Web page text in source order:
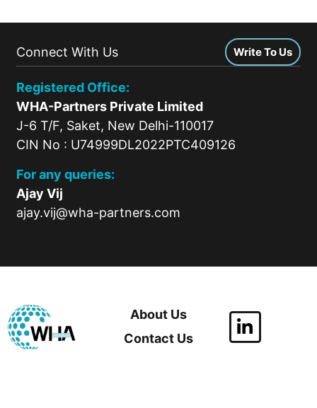
Connect With Us Write To Us
Registered Office:
WHA-Partners Private Limited
J-6 T/F, Saket, New Delhi-110017
CIN No : U74999DL2022PTC409126
For any queries:
Ajay Vij
ajay.vij@wha-partners.com
About Us
Contact Us